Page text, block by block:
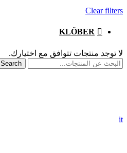
Clear filters
KLÖBER
لا توجد منتجات تتوافق مع اختيارك.
Search
it